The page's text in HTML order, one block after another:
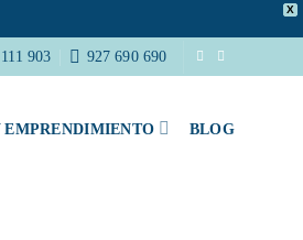
X
903 927 690 690
EMPRENDIMIENTO BLOG